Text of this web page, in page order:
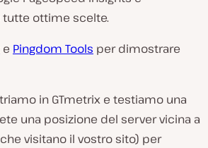
tutte ottime scelte.
e Pingdom Tools per dimostrare
in GTmetrix e testiamo una
una posizione del server vicina a
visitano il vostro sito) per